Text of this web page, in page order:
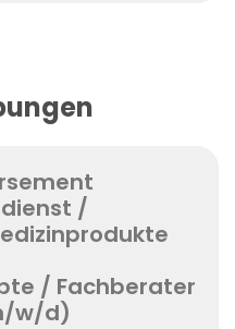
/
/ Fachberater
w/d)